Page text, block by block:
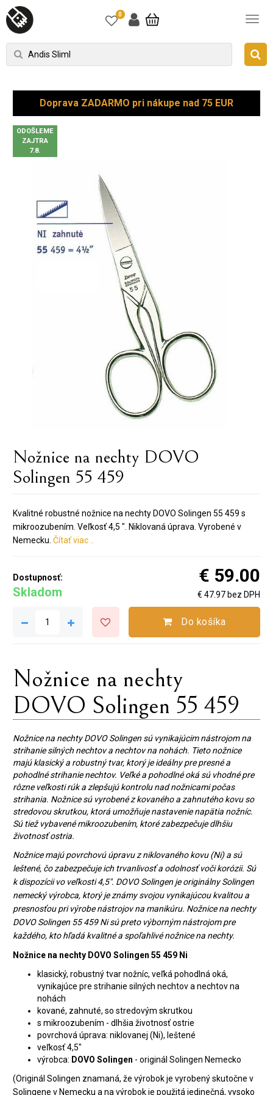
0
Doprava ZADARMO pri nákupe nad 75 EUR
ODOŠLEME
ZAJTRA
7.8.
Nožnice na nechty DOVO
Solingen 55 459
Kvalitné robustné nožnice na nechty DOVO Solingen 55 459 s
mikroozubením. Veľkosť 4,5 ". Niklovaná úprava. Vyrobené v
Nemecku. Čítať viac ..
Dostupnosť:
Skladom
€ 59.00
€ 47.97 bez DPH
Do košíka
Nožnice na nechty
DOVO Solingen 55 459
Nožnice na nechty DOVO Solingen sú vynikajúcim nástrojom na
strihanie silných nechtov a nechtov na nohách. Tieto nožnice
majú klasický a robustný tvar, ktorý je ideálny pre presné a
pohodlné strihanie nechtov. Veľké a pohodlné oká sú vhodné pre
rôzne veľkosti rúk a zlepšujú kontrolu nad nožnicami počas
strihania. Nožnice sú vyrobené z kovaného a zahnutého kovu so
stredovou skrutkou, ktorá umožňuje nastavenie napätia nožníc.
Sú tiež vybavené mikroozubením, ktoré zabezpečuje dlhšiu
životnosť ostria.
Nožnice majú povrchovú úpravu z niklovaného kovu (Ni) a sú
leštené, čo zabezpečuje ich trvanlivosť a odolnosť voči korózii. Sú
k dispozícii vo veľkosti 4,5". DOVO Solingen je originálny Solingen
nemecký výrobca, ktorý je známy svojou vynikajúcou kvalitou a
presnosťou pri výrobe nástrojov na manikúru. Nožnice na nechty
DOVO Solingen 55 459 Ni sú preto výborným nástrojom pre
každého, kto hľadá kvalitné a spoľahlivé nožnice na nechty.
Nožnice na nechty DOVO Solingen 55 459 Ni
klasický, robustný tvar nožníc, veľká pohodlná oká,
vynikajúce pre strihanie silných nechtov a nechtov na
nohách
kované, zahnuté, so stredovým skrutkou
s mikroozubením - dlhšia životnosť ostrie
povrchová úprava: niklovanej (Ni), leštené
veľkosť 4,5"
výrobca: DOVO Solingen - originál Solingen Nemecko
(Originál Solingen znamaná, že výrobok je vyrobený skutočne v
Solingene v Nemecku a na výrobok je použitá jedinečná, vysoko